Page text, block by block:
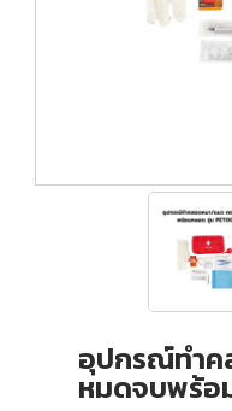
อุปกรณ์ทำค
หมดจบพร้อ